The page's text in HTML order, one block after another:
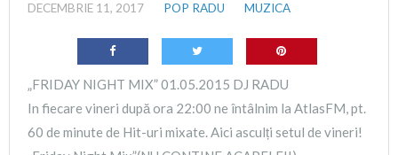
DECEMBRIE 11, 2017 POP RADU MUZICA
„FRIDAY NIGHT MIX” 01.05.2015 DJ RADU
In fiecare vineri după ora 22:00 ne întâlnim la AtlasFM, pt.
60 de minute de Hit-uri mixate. Aici asculți setul de vineri!